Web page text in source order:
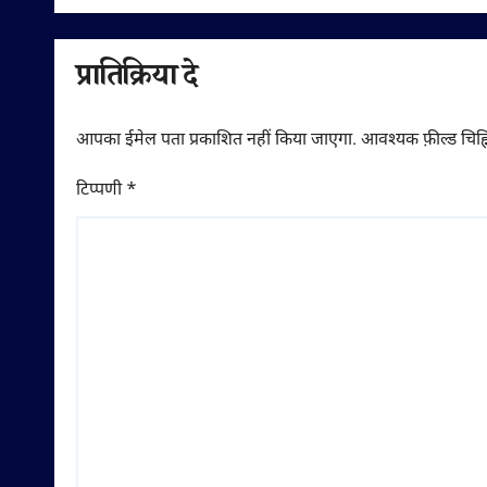
देने
प्रातिक्रिया दे
आपका ईमेल पता प्रकाशित नहीं किया जाएगा. आवश्यक फ़ील्ड
टिप्पणी*